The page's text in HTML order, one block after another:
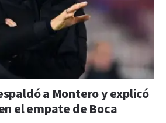
a Montero y explicó
el empate de Boca